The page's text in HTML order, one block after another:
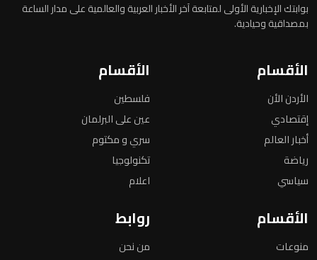
بوابتك الإخبارية الأولى لمتابعة آخر الأخبار العربية والعالمية على مدار الساعة
بمصداقية وحيادية.
الأقسام
الأردن الأن
إقتصادي
أخبار العالم
رياضة
سياسي
الأقسام
فلسطين
عين على البرلمان
سري و مكتوم
تكنولوجيا
اعلام
الأقسام
منوعات
روابط
من نحن